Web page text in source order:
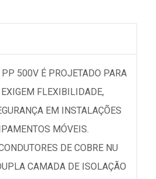
500V É PROJETADO PARA
FLEXIBILIDADE,
EM INSTALAÇÕES
MÓVEIS.
DE COBRE NU
CAMADA DE ISOLAÇÃO